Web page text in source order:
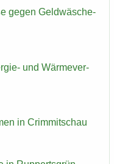
gegen Geld­wä­sche­
und Wär­me­ver­
in Crim­mit­schau